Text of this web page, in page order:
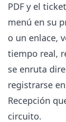
PDF y el
menú en su
o un enlace,
tiempo real,
se enruta
registrarse
Recepción
circuito.